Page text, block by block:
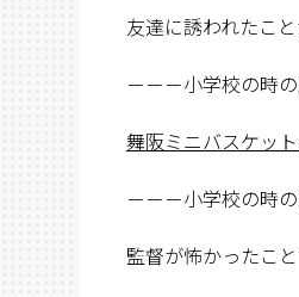
友達に誘われたこ
－－－小学校の時
舞阪ミニバスケッ
－－－小学校の時
監督が怖かったこと